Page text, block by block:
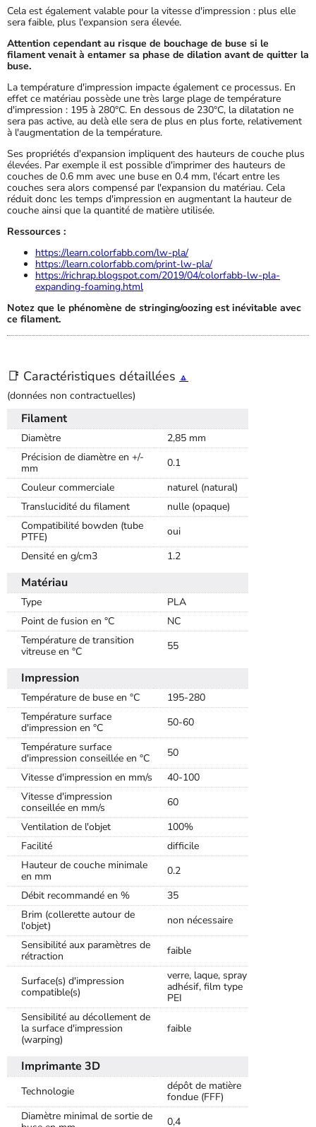
Cela est également valable pour la vitesse d'impression : plus elle
sera faible, plus l'expansion sera élevée.
Attention cependant au risque de bouchage de buse si le
filament venait à entamer sa phase de dilation avant de quitter la
buse.
La température d'impression impacte également ce processus. En
effet ce matériau possède une très large plage de température
d'impression : 195 à 280°C. En dessous de 230°C, la dilatation ne
sera pas active, au delà elle sera de plus en plus forte, relativement
à l'augmentation de la température.
Ses propriétés d'expansion impliquent des hauteurs de couche plus
élevées. Par exemple il est possible d'imprimer des hauteurs de
couches de 0.6 mm avec une buse en 0.4 mm, l'écart entre les
couches sera alors compensé par l'expansion du matériau. Cela
réduit donc les temps d'impression en augmentant la hauteur de
couche ainsi que la quantité de matière utilisée.
Ressources :
https://learn.colorfabb.com/lw-pla/
https://learn.colorfabb.com/print-lw-pla/
https://richrap.blogspot.com/2019/04/colorfabb-lw-pla-
expanding-foaming.html
Notez que le phénomène de stringing/oozing est inévitable avec
ce filament.
📑 Caractéristiques détaillées 🔼
(données non contractuelles)
Filament
Diamètre
2,85 mm
Précision de diamètre en +/-
mm
0.1
Couleur commerciale
naturel (natural)
Translucidité du filament
nulle (opaque)
Compatibilité bowden (tube
PTFE)
oui
Densité en g/cm3
1.2
Matériau
Type
PLA
Point de fusion en °C
NC
Température de transition
vitreuse en °C
55
Impression
Température de buse en °C
195-280
Température surface
d'impression en °C
50-60
Température surface
d'impression conseillée en °C
50
Vitesse d'impression en mm/s
40-100
Vitesse d'impression
conseillée en mm/s
60
Ventilation de l'objet
100%
Facilité
difficile
Hauteur de couche minimale
en mm
0.2
Débit recommandé en %
35
Brim (collerette autour de
l'objet)
non nécessaire
Sensibilité aux paramètres de
rétraction
faible
Surface(s) d'impression
compatible(s)
verre, laque, spray
adhésif, film type
PEI
Sensibilité au décollement de
la surface d'impression
(warping)
faible
Imprimante 3D
Technologie
dépôt de matière
fondue (FFF)
Diamètre minimal de sortie de
0,4